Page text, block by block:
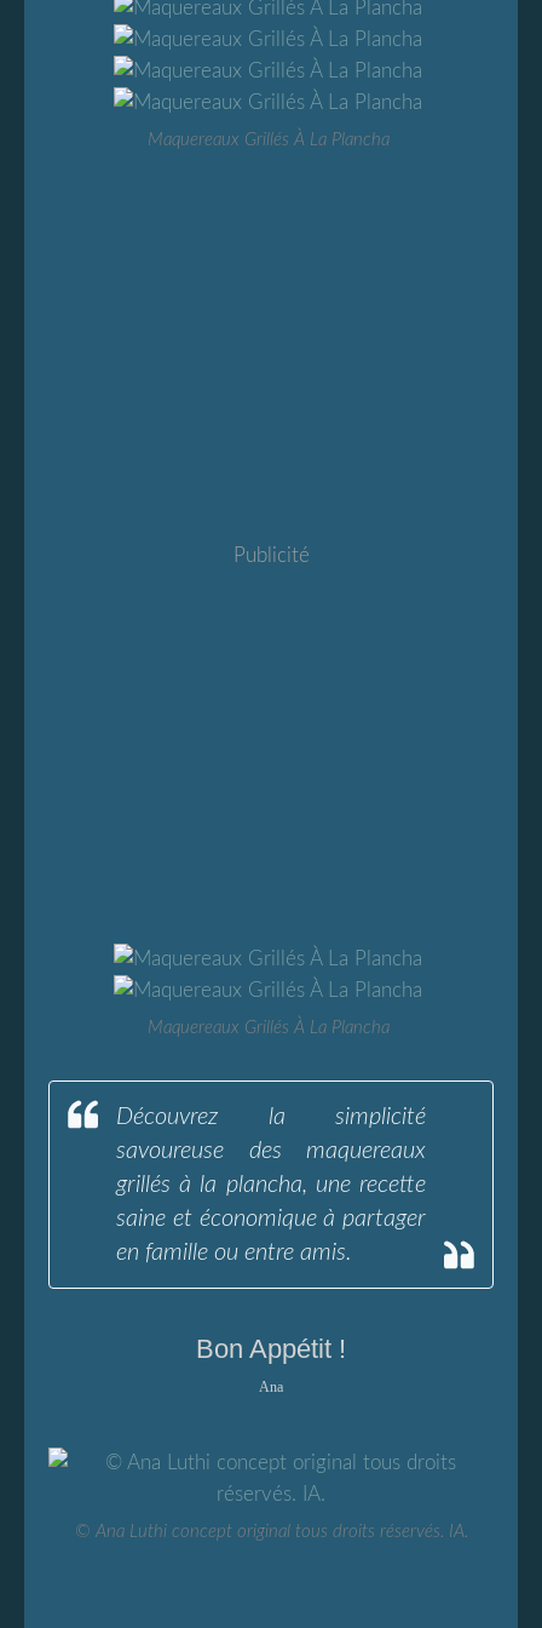
Maquereaux Grillés À La Plancha
Publicité
Maquereaux Grillés À La Plancha
Découvrez la simplicité
savoureuse des maquereaux
grillés à la plancha, une recette
saine et économique à partager
en famille ou entre amis.
Bon Appétit !
Ana
© Ana Luthi concept original tous droits réservés. IA.